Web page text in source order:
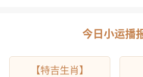
今日小运播
【特吉生肖】